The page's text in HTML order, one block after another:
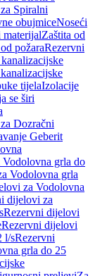
Spiralni
obujmiceNoseći
materijalZaštita od
požaraRezervni
tijelaIzolacije
se širi
Dozračni
Geberit
grla do
Vodolovna grla
za Vodolovna
dijelovi za
Rezervni dijelovi
Rezervni dijelovi
l/sRezervni
grla do 25